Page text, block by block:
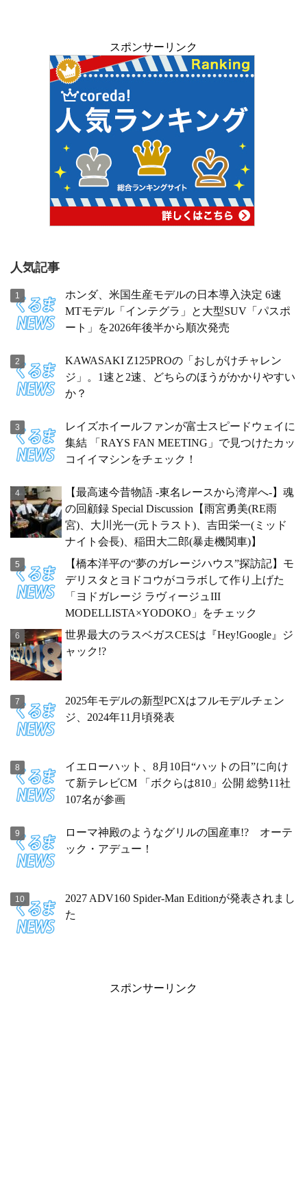
スポンサーリンク
人気記事
ホンダ、米国生産モデルの日本導入決定 6速
MTモデル「インテグラ」と大型SUV「パスポ
ート」を2026年後半から順次発売
KAWASAKI Z125PROの「おしがけチャレン
ジ」。1速と2速、どちらのほうがかかりやすい
か？
レイズホイールファンが富士スピードウェイに
集結 「RAYS FAN MEETING」で見つけたカッ
コイイマシンをチェック！
【最高速今昔物語 -東名レースから湾岸へ-】魂
の回顧録 Special Discussion【雨宮勇美(RE雨
宮)、大川光一(元トラスト)、吉田栄一(ミッド
ナイト会長)、稲田大二郎(暴走機関車)】
【橋本洋平の“夢のガレージハウス”探訪記】モ
デリスタとヨドコウがコラボして作り上げた
「ヨドガレージ ラヴィージュIII
MODELLISTA×YODOKO」をチェック
世界最大のラスベガスCESは『Hey!Google』ジ
ャック!?
2025年モデルの新型PCXはフルモデルチェン
ジ、2024年11月頃発表
イエローハット、8月10日“ハットの日”に向け
て新テレビCM 「ボクらは810」公開 総勢11社
107名が参画
ローマ神殿のようなグリルの国産車!? オーテ
ック・アデュー！
2027 ADV160 Spider-Man Editionが発表されまし
た
スポンサーリンク